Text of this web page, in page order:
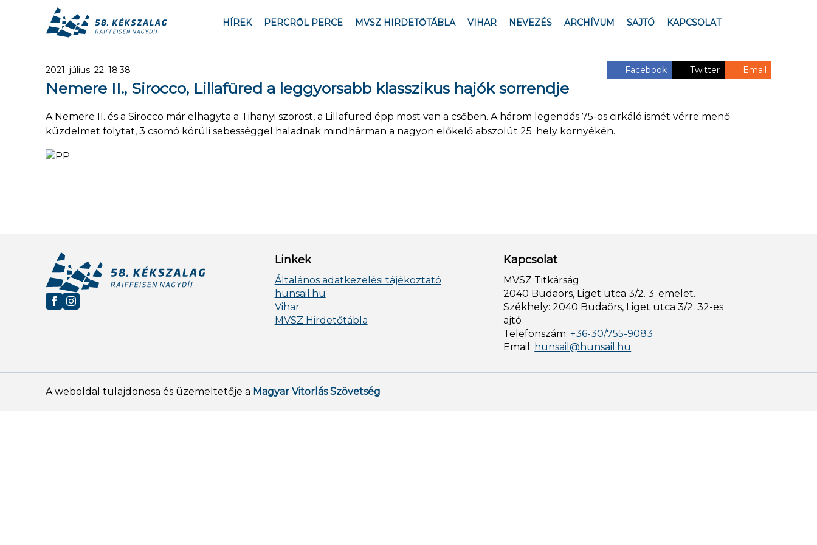
HÍREK PERCRŐL PERCE MVSZ HIRDETŐTÁBLA VIHAR NEVEZÉS ARCHÍVUM SAJTÓ KAPCSOLAT
2021. július. 22. 18:38 Facebook Twitter Email
Nemere II., Sirocco, Lillafüred a leggyorsabb klasszikus hajók sorrendje
A Nemere II. és a Sirocco már elhagyta a Tihanyi szorost, a Lillafüred épp most van a csőben. A három legendás 75-ös cirkáló ismét vérre menő
küzdelmet folytat, 3 csomó körüli sebességgel haladnak mindhárman a nagyon előkelő abszolút 25. hely környékén.
Linkek
Általános adatkezelési tájékoztató
hunsail.hu
Vihar
MVSZ Hirdetőtábla
Kapcsolat
MVSZ Titkárság
2040 Budaörs, Liget utca 3/2. 3. emelet.
Székhely: 2040 Budaörs, Liget utca 3/2. 32-es
ajtó
Telefonszám:+36-30/755-9083
Email: hunsail@hunsail.hu
A weboldal tulajdonosa és üzemeltetője a Magyar Vitorlás Szövetség